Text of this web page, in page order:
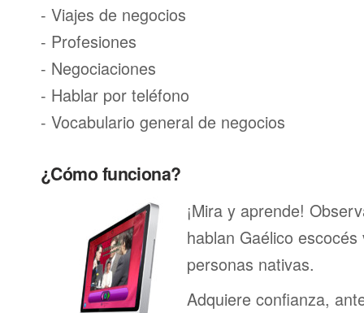
- Viajes de negocios
- Profesiones
- Negociaciones
- Hablar por teléfono
- Vocabulario general de negocios
¿Cómo funciona?
¡Mira y aprende!
hablan Gaélico
personas nativas.
Adquiere confianza,